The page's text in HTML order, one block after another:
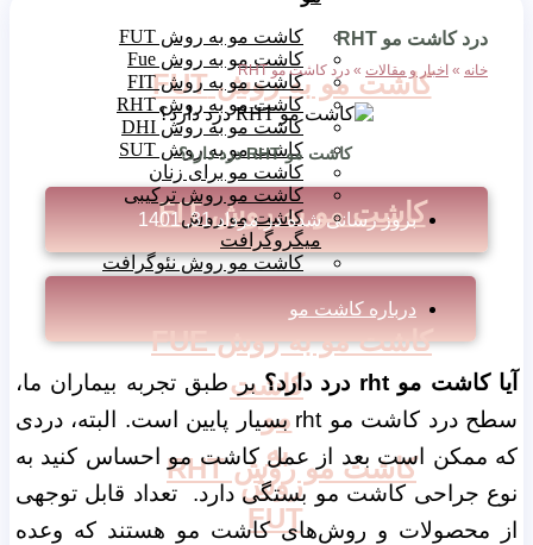
کاشت مو به روش FUT
کاشت مو به روش FIT
کاشت مو به روش FUE
کاشت مو روش RHT
کاشت مو به روش FUT
کاشت مو به روش Fue
کاشت مو به روش FIT
کاشت مو به روش RHT
کاشت مو به روش DHI
کاشت مو به روش SUT
کاشت مو برای زنان
کاشت مو روش ترکیبی
کاشت مو روش
میگروگرافت
کاشت مو روش نئوگرافت
کاشت
مو
به
روش
FUT
درد کاشت مو RHT
خانه » اخبار و مقالات » درد کاشت مو RHT
کاشت مو RHT درد دارد؟
بروز رسانی شده درمرداد 31, 1401
درباره کاشت مو
آیا کاشت مو rht درد دارد؟
بر طبق تجربه بیماران ما،
سطح درد کاشت مو rht بسیار پایین است. البته، دردی
که ممکن است بعد از عمل کاشت مو احساس کنید به
نوع جراحی کاشت مو بستگی دارد. تعداد قابل توجهی
از محصولات و روش‌های کاشت مو هستند که وعده